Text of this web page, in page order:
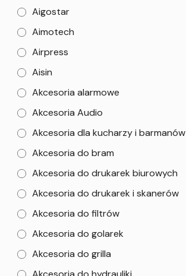
Aigostar
Aimotech
Airpress
Aisin
Akcesoria alarmowe
Akcesoria Audio
Akcesoria dla kucharzy i barmanów
Akcesoria do bram
Akcesoria do drukarek biurowych
Akcesoria do drukarek i skanerów
Akcesoria do filtrów
Akcesoria do golarek
Akcesoria do grilla